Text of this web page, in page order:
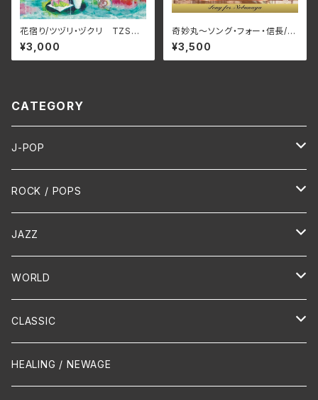
花宿り/ツヅリ・ヅクリ TZSO-
0007(仕様:CD)
¥3,000
奇妙丸～ソング・フォー・信長/V
arious Artists RPES-4869
(仕様:CD)
¥3,500
CATEGORY
J-POP
HR/HM
演歌 / 歌謡曲
PUNK/HARDCORE
Hip-Hop/Dancehall Reggae
ROCK / POPS
Oldies
HR/HM
JAZZ
Vocal
Piano
Crossover / Fusion
WORLD
HAWAIIAN
Chanson
CLASSIC
Piano
HEALING / NEWAGE